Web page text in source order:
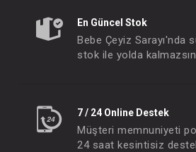
En Güncel Stok
Bebe Çeyiz Sarayı'nda
stok ile yolda
7 / 24 Online Destek
Müşteri memnuniyeti
24 saat kesintisiz